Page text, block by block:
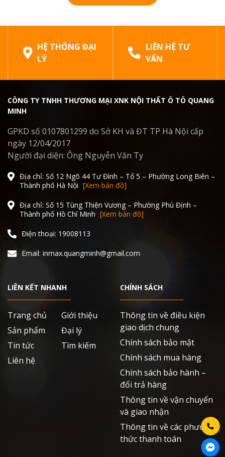
HỆ THỐNG ĐẠI
LÝ
LIÊN HỆ TƯ
VẤN
CÔNG TY TNHH THƯƠNG MẠI XNK NỘI THẤT Ô TÔ QUANG
MINH
GPKD số 0107801299 do Sở KH và ĐT TP Hà Nội cấp
ngày 12/04/2017
Người đại diện: Ông Nguyễn Văn Ty
Địa chỉ: Số 12 Ngõ 44 Tư Đình – Tổ 5 – Phường Long Biên –
Thành phố Hà Nội [Xem bản đồ]
Địa chỉ: Số 15 Tùng Thiện Vương – Phường Phú Định –
Thành phố Hồ Chí Minh [Xem bản đồ]
Điện thoại: 19008113
Email: inmax.quangminh@gmail.com
LIÊN KẾT NHANH
Trang chủ
Giới thiệu
Sản phẩm
Đại lý
Tin tức
Tìm kiếm
Liên hệ
CHÍNH SÁCH
Thông tin về điều kiện
giao dịch chung
Chính sách bảo mật
Chính sách mua hàng
Chính sách bảo hành –
đổi trả hàng
Thông tin về vận chuyển
và giao nhận
Thông tin về các phương
thức thanh toán